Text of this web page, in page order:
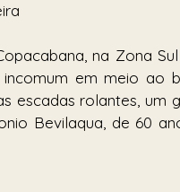
na Zona
em meio ao
escadas rolantes, um
Bevilaqua, de 60